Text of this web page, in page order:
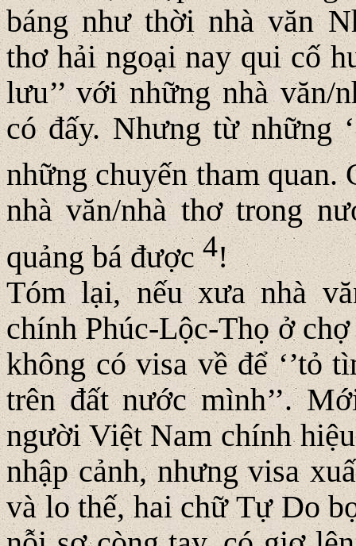
báng như thời nhà văn
thơ hải ngoại nay qui cố
lưu’’ với những nhà văn/
có đấy. Nhưng từ những
những chuyến tham
nhà văn/nhà thơ trong
quảng bá được4!
Tóm lại, nếu xưa nhà
chính Phúc-Lộc-Thọ ở
không có visa về để ‘’tỏ
trên đất nước mình’’.
người Việt Nam chính
nhập cảnh, nhưng visa
và lo thế, hai chữ Tự Do